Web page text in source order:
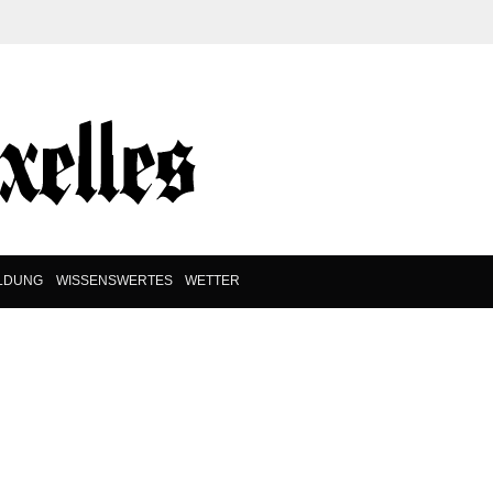
WISSENSWERTES WETTER